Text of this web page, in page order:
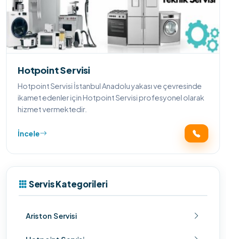
Hotpoint Servisi
Hotpoint Servisi İstanbul Anadolu yakası ve çevresinde
ikamet edenler için Hotpoint Servisi profesyonel olarak
hizmet vermektedir.
İncele
Servis Kategorileri
Ariston Servisi